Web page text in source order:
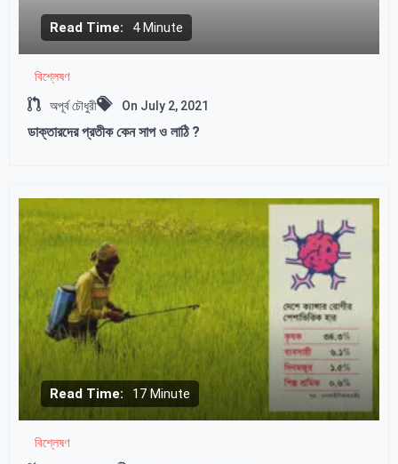
Read Time: 4 Minute
বিশ্লেষণ
অপূর্ব চৌধুরী On July 2, 2021
ডাক্তারদের প্রতীক কেন সাপ ও লাঠি ?
Read Time: 17 Minute
বিশ্লেষণ